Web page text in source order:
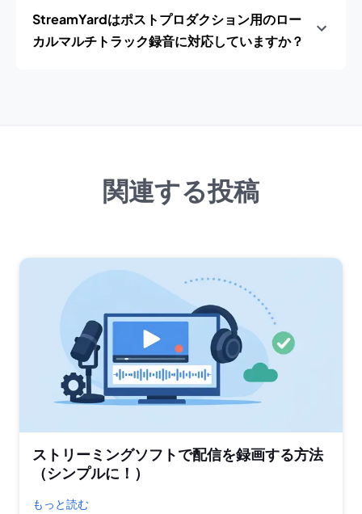
StreamYardはポストプロダクション用のロー
カルマルチトラック録音に対応していますか？
関連する投稿
ストリーミングソフトで配信を録画する方法
（シンプルに！）
もっと読む